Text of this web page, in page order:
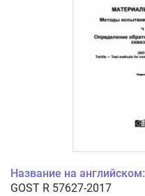
Название на английском:
GOST R 57627-2017